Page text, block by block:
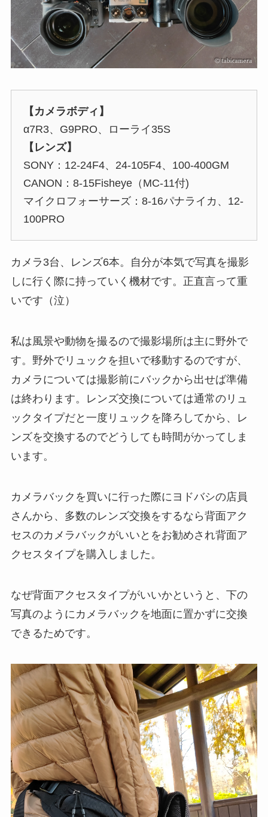
【カメラボディ】
α7R3、G9PRO、ローライ35S
【レンズ】
SONY：12-24F4、24-105F4、100-400GM
CANON：8-15Fisheye（MC-11付)
マイクロフォーサーズ：8-16パナライカ、12-
100PRO
カメラ3台、レンズ6本。自分が本気で写真を撮影
しに行く際に持っていく機材です。正直言って重
いです（泣）
私は風景や動物を撮るので撮影場所は主に野外で
す。野外でリュックを担いで移動するのですが、
カメラについては撮影前にバックから出せば準備
は終わります。レンズ交換については通常のリュ
ックタイプだと一度リュックを降ろしてから、レ
ンズを交換するのでどうしても時間がかってしま
います。
カメラバックを買いに行った際にヨドバシの店員
さんから、多数のレンズ交換をするなら背面アク
セスのカメラバックがいいとをお勧めされ背面ア
クセスタイプを購入しました。
なぜ背面アクセスタイプがいいかというと、下の
写真のようにカメラバックを地面に置かずに交換
できるためです。